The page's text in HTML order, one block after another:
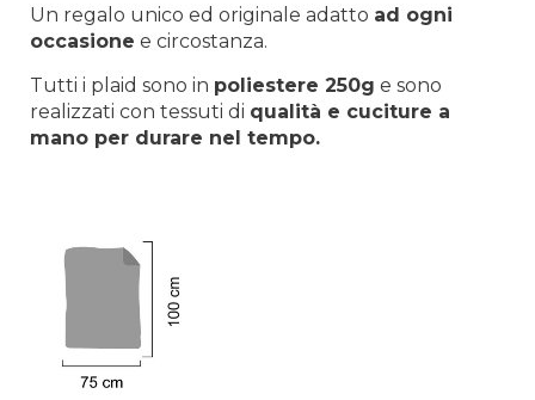
Un regalo unico ed originale adatto ad ogni
occasione e circostanza.
Tutti i plaid sono in poliestere 250g e sono
realizzati con tessuti di qualità e cuciture a
mano per durare nel tempo.